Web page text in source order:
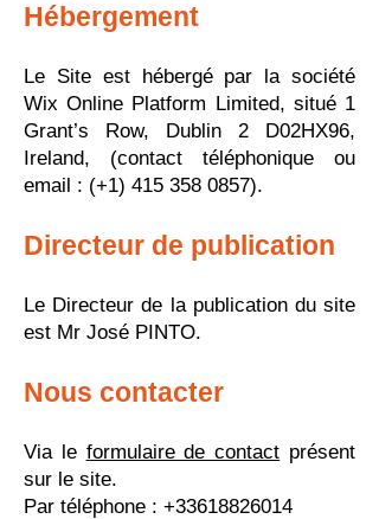
Hébergement
Le Site est hébergé par la société
Wix Online Platform Limited, situé 1
Grant’s Row, Dublin 2 D02HX96,
Ireland, (contact téléphonique ou
email : (+1) 415 358 0857).
Directeur de publication
Le Directeur de la publication du site
est Mr José PINTO.
Nous contacter
Via le formulaire de contact présent
sur le site.
Par téléphone : +33618826014